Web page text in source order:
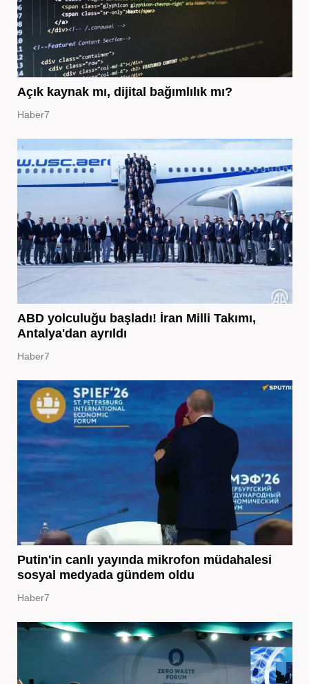
Açık kaynak mı, dijital bağımlılık mı?
Haber7
ABD yolculuğu başladı! İran Milli Takımı,
Antalya'dan ayrıldı
Haber7
Putin'in canlı yayında mikrofon müdahalesi
sosyal medyada gündem oldu
Haber7